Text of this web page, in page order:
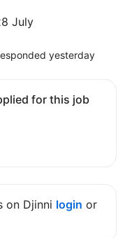
July
yesterday
for this job
on Djinni login or